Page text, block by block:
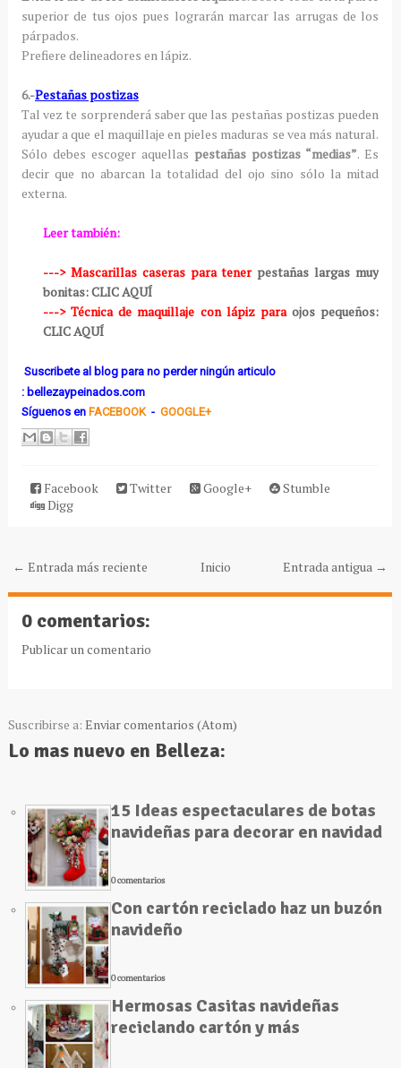
superior de tus ojos pues lograrán marcar las arrugas de los
párpados.
Prefiere delineadores en lápiz.
6.-Pestañas postizas
Tal vez te sorprenderá saber que las pestañas postizas pueden
ayudar a que el maquillaje en pieles maduras se vea más natural.
Sólo debes escoger aquellas pestañas postizas “medias”. Es
decir que no abarcan la totalidad del ojo sino sólo la mitad
externa.
Leer también:
---> Mascarillas caseras para tenerpestañas largas muy
bonitas: CLIC AQUÍ
---> Técnica de maquillaje con lápiz paraojos pequeños:
CLIC AQUÍ
Suscribete al blog para no perder ningún articulo
: bellezaypeinados.com
SíguenosenFACEBOOK - GOOGLE+
Facebook Twitter Google+
Stumble
Digg
← Entrada más reciente Entrada antigua →
Inicio
0 comentarios:
Publicar un comentario
Suscribirse a: Enviar comentarios (Atom)
Lo mas nuevo en Belleza:
15 Ideas espectaculares de botas
navideñas para decorar en navidad
0 comentarios
Con cartón reciclado haz un buzón
navideño
0 comentarios
Hermosas Casitas navideñas
reciclando cartón y más